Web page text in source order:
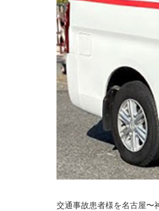
交通事故患者様を名古屋